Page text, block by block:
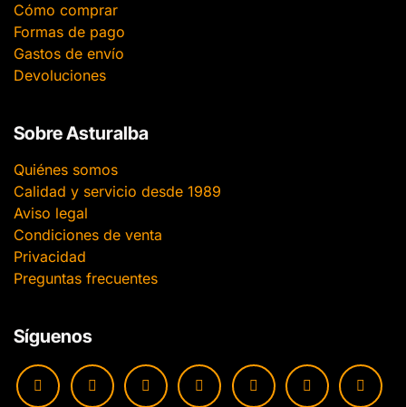
Cómo comprar
Formas de pago
Gastos de envío
Devoluciones
Sobre Asturalba
Quiénes somos
Calidad y servicio desde 1989
Aviso legal
Condiciones de venta
Privacidad
Preguntas frecuentes
Síguenos